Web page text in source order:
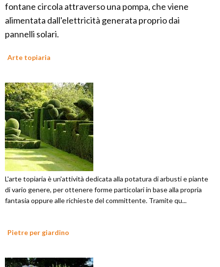
fontane circola attraverso una pompa, che viene
alimentata dall'elettricità generata proprio dai
pannelli solari.
Arte topiaria
L'arte topiaria è un'attività dedicata alla potatura di arbusti e piante
di vario genere, per ottenere forme particolari in base alla propria
fantasia oppure alle richieste del committente. Tramite qu...
Pietre per giardino